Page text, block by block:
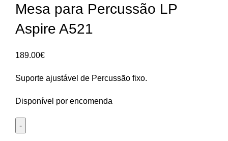
Mesa para Percussão LP
Aspire A521
189.00€
Suporte ajustável de Percussão fixo.
Disponível por encomenda